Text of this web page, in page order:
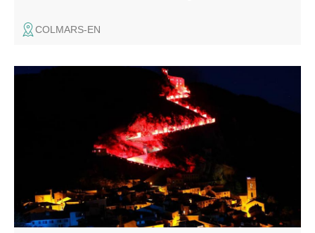
COLMARS-EN
La Citadelle s'enflamme ! Venez assister à la montée aux
flambeaux et à l'embrasement de la Citadelle, suivi d'un